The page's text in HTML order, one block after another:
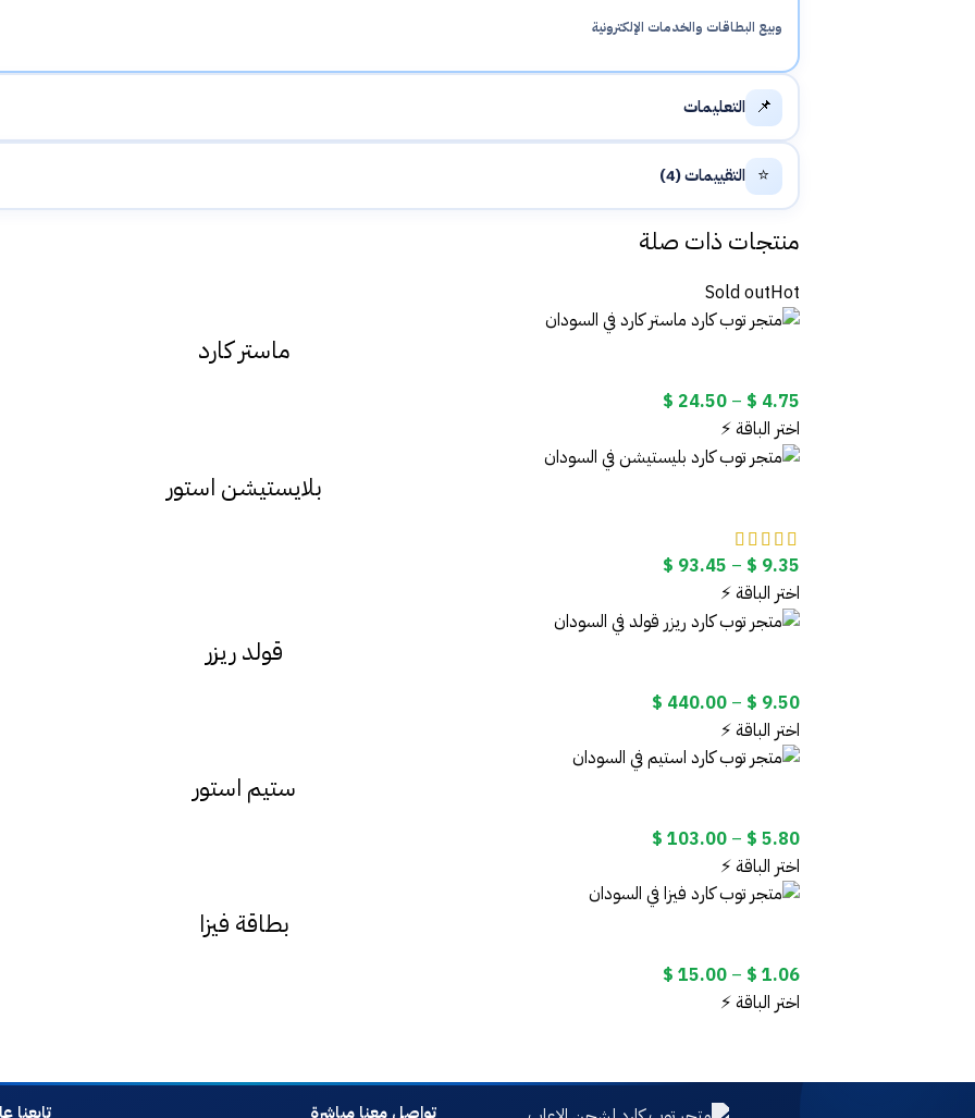
وبيع البطاقات والخدمات الإلكترونية
📌 التعليمات
⭐ التقييمات (4)
منتجات ذات صلة
Sold outHot
ماستر كارد
$ 4.75
–
$ 24.50
من
اختر الباقة ⚡
بلايستيشن استور
$ 9.35
–
$ 93.45
من
اختر الباقة ⚡
قولد ريزر
$ 9.50
–
$ 440.00
من
اختر الباقة ⚡
ستيم استور
$ 5.80
–
$ 103.00
من
اختر الباقة ⚡
بطاقة فيزا
$ 1.06
–
$ 15.00
خلال
اختر الباقة ⚡
تواصل معنا مباشرة تابعنا